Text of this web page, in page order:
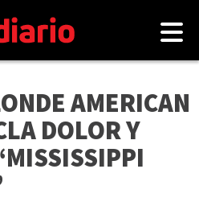
AMERICAN
DOLOR Y